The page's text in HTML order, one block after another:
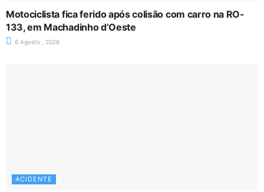
Motociclista fica ferido após colisão com carro na RO-
133, em Machadinho d’Oeste
6 Agosto , 2026
ACIDENTE